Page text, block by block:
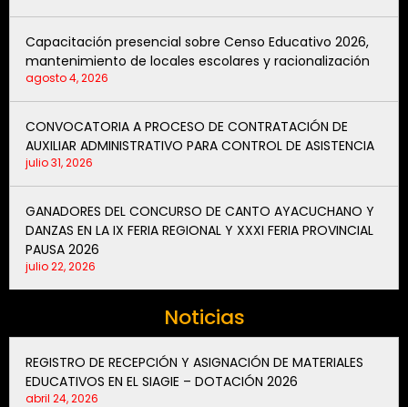
Capacitación presencial sobre Censo Educativo 2026,
mantenimiento de locales escolares y racionalización
agosto 4, 2026
CONVOCATORIA A PROCESO DE CONTRATACIÓN DE
AUXILIAR ADMINISTRATIVO PARA CONTROL DE ASISTENCIA
julio 31, 2026
GANADORES DEL CONCURSO DE CANTO AYACUCHANO Y
DANZAS EN LA IX FERIA REGIONAL Y XXXI FERIA PROVINCIAL
PAUSA 2026
julio 22, 2026
Noticias
REGISTRO DE RECEPCIÓN Y ASIGNACIÓN DE MATERIALES
EDUCATIVOS EN EL SIAGIE – DOTACIÓN 2026
abril 24, 2026